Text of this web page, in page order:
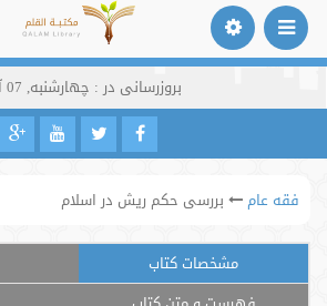
بروزرسانی در : چهارشنبه, 07 آبان 1399
فقه عام بررسی حکم ریش در اسلام
مشخصات کتاب